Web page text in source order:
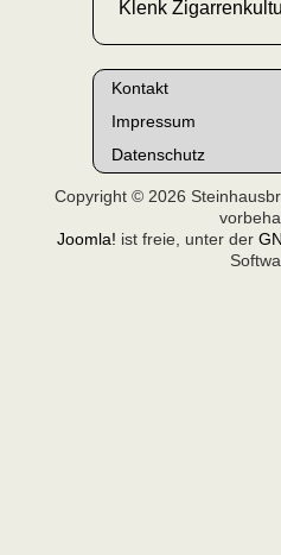
Klenk
Kontakt
Impressum
Datenschutz
Copyright © 2026
Joomla! ist freie, unter der